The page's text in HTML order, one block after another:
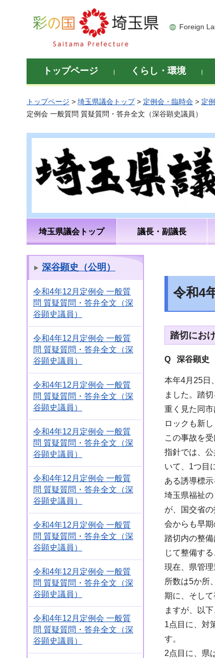
彩の国 埼玉県
Foreign
トップページ くらし・環境
トップページ > 埼玉県議会トップ> 定例会・臨時会 > 定
定例会 一般質問 質疑質問・答弁全文（深谷顕史議員）
埼玉県議会トップ 議長・副議長
深谷顕史（公明）
令和4年12月定例会 一般質
問 質疑質問・答弁全文（深
谷顕史議員）
令和4年12月定例会 一般質
問 質疑質問・答弁全文（深
谷顕史議員）
令和4年12月定例会 一般質
問 質疑質問・答弁全文（深
谷顕史議員）
令和4年12月定例会 一般質
問 質疑質問・答弁全文（深
谷顕史議員）
令和4年12月定例会 一般質
問 質疑質問・答弁全文（深
谷顕史議員）
令和4年12月定例会 一般質
問 質疑質問・答弁全文（深
谷顕史議員）
令和4年12月定例会 一般質
問 質疑質問・答弁全文（深
谷顕史議員）
令和4年12月定例会 一般質
問 質疑質問・答弁全文（深
谷顕史議員）
令和4
踏切にお
Q 深谷顕史
本年4月25日
ました。踏
重く見た同
ロックも新
この事故を
指針では、
いて、1つ目
ある誘導標
埼玉県福祉
が、国交省
会からも早期
踏切内の整
じて整備す
現在、県管
所数は5か所
期に、そし
ますが、以
1点目に、対
す。
2点目に、県